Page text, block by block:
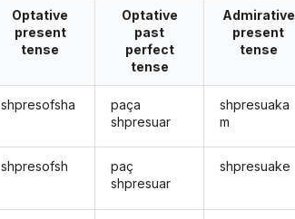
Optative
present
tense
shpresofsha
shpresofsh
Optative
past
perfect
tense
paça
shpresuar
paç
shpresuar
Admirative
present
tense
shpresuaka
m
shpresuake